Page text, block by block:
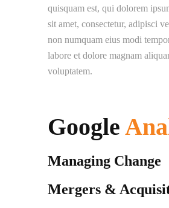
quisquam est, qui dolorem
sit amet, consectetur, adipisci
non numquam eius modi
labore et dolore magnam
voluptatem.
Google
Managing Change
Mergers &